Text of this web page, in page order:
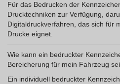
Für das Bedrucken der
Drucktechniken zur Verfügung,
Digitaldruckverfahren, das sich für
Drucke eignet.
Wie kann ein bedruckter
Bereicherung für mein Fahrzeug
Ein individuell bedruckter